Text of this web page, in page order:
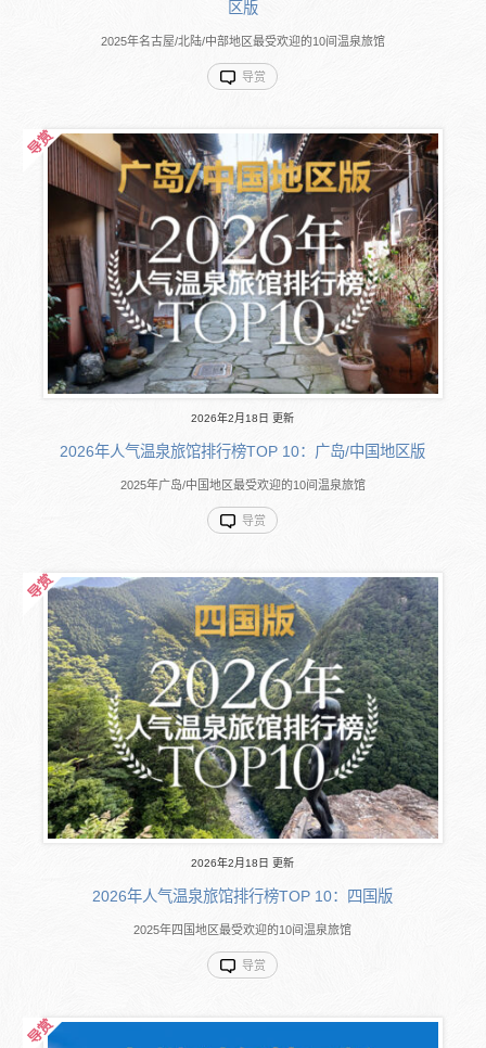
区版
2025年名古屋/北陆/中部地区最受欢迎的10间温泉旅馆
导赏
2026年2月18日 更新
2026年人气温泉旅馆排行榜TOP 10：广岛/中国地区版
2025年广岛/中国地区最受欢迎的10间温泉旅馆
导赏
2026年2月18日 更新
2026年人气温泉旅馆排行榜TOP 10：四国版
2025年四国地区最受欢迎的10间温泉旅馆
导赏